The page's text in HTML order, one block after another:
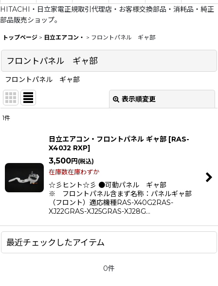
HITACHI・日立家電正規取引代理店・お客様交換部品・消耗品・純正
部品販売ショップ。
トップページ > 日立エアコン・ > フロントパネル ギャ部
フロントパネル ギャ部
フロントパネル ギャ部
表示順変更
:
絞り込む
1件
日立エアコン・フロントパネル ギャ部 [RAS-
X40J2 RXP]
3,500円 (税込)
在庫数在庫わずか
☆彡ヒント☆彡 ●可動パネル ギャ部
※ フロントパネル含まず名称：パネルギャ部
（フロント）適応機種RAS-X40G2RAS-
XJ22GRAS-XJ25GRAS-XJ28G…
最近チェックしたアイテム
0件